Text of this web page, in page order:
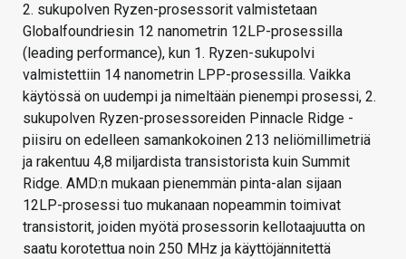
2. sukupolven Ryzen-prosessorit valmistetaan
Globalfoundriesin 12 nanometrin 12LP-prosessilla
(leading performance), kun 1. Ryzen-sukupolvi
valmistettiin 14 nanometrin LPP-prosessilla. Vaikka
käytössä on uudempi ja nimeltään pienempi prosessi, 2.
sukupolven Ryzen-prosessoreiden Pinnacle Ridge -
piisiru on edelleen samankokoinen 213 neliömillimetriä
ja rakentuu 4,8 miljardista transistorista kuin Summit
Ridge. AMD:n mukaan pienemmän pinta-alan sijaan
12LP-prosessi tuo mukanaan nopeammin toimivat
transistorit, joiden myötä prosessorin kellotaajuutta on
saatu korotettua noin 250 MHz ja käyttöjännitettä